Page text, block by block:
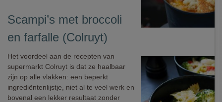
Scampi’s met broccoli
en farfalle (Colruyt)
Het voordeel aan de recepten van
supermarkt Colruyt is dat ze haalbaar
zijn op alle vlakken: een beperkt
ingrediëntenlijstje, niet al te veel werk en
bovenal een lekker resultaat zonder